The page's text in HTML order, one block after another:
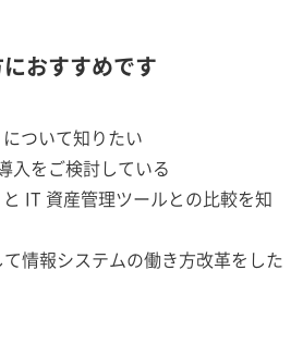
おすすめです
ついて知りたい
入をご検討している
IT 資産管理ツールとの比較を知
情報システムの働き方改革をした